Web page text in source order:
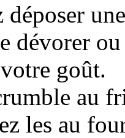
déposer
dévorer
goût.
au
les au